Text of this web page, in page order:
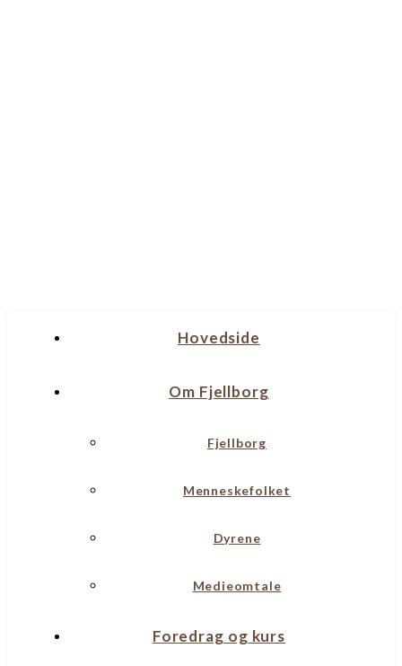
Hovedside
Om Fjellborg
Fjellborg
Menneskefolket
Dyrene
Medieomtale
Foredrag og kurs